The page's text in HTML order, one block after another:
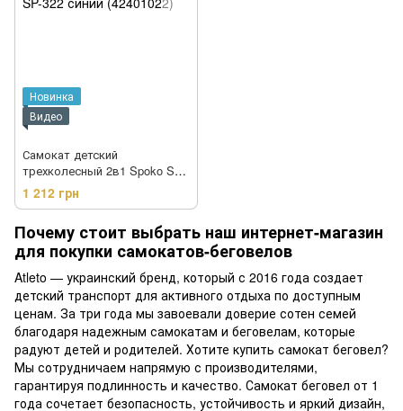
Новинка
Видео
Самокат детский
трехколесный 2в1 Spoko SP-
322 синий (42401022)
1 212 грн
Почему стоит выбрать наш интернет-магазин
для покупки самокатов-беговелов
Atleto — украинский бренд, который с 2016 года создает
детский транспорт для активного отдыха по доступным
ценам. За три года мы завоевали доверие сотен семей
благодаря надежным самокатам и беговелам, которые
радуют детей и родителей. Хотите купить самокат беговел?
Мы сотрудничаем напрямую с производителями,
гарантируя подлинность и качество. Самокат беговел от 1
года сочетает безопасность, устойчивость и яркий дизайн,